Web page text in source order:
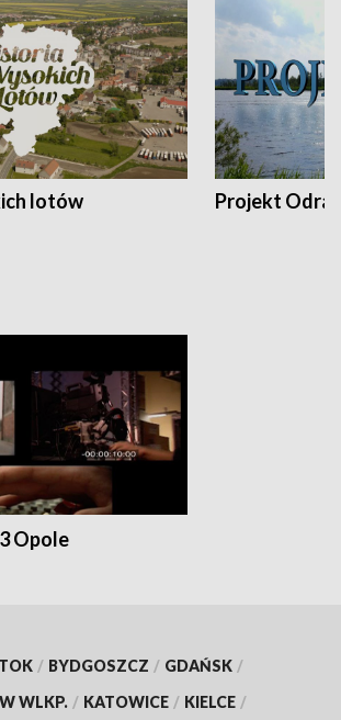
lotów Projekt Odra
Opole
/ BYDGOSZCZ / GDAŃSK /
WLKP. / KATOWICE / KIELCE /